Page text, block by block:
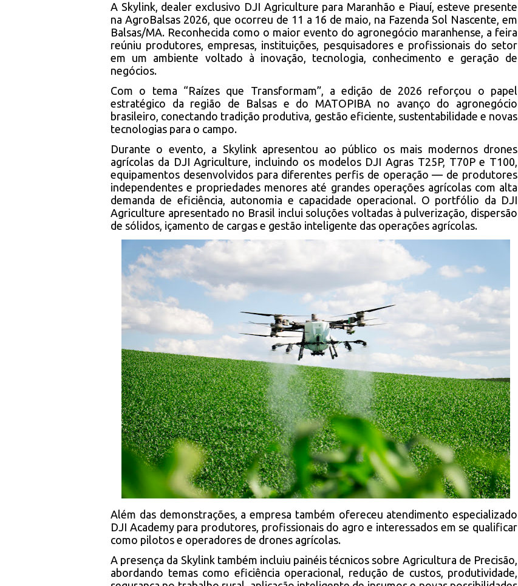
A Skylink, dealer exclusivo DJI Agriculture para Maranhão e Piauí, esteve presente
na AgroBalsas 2026, que ocorreu de 11 a 16 de maio, na Fazenda Sol Nascente, em
Balsas/MA. Reconhecida como o maior evento do agronegócio maranhense, a feira
reúniu produtores, empresas, instituições, pesquisadores e profissionais do setor
em um ambiente voltado à inovação, tecnologia, conhecimento e geração de
negócios.
Com o tema “Raízes que Transformam”, a edição de 2026 reforçou o papel
estratégico da região de Balsas e do MATOPIBA no avanço do agronegócio
brasileiro, conectando tradição produtiva, gestão eficiente, sustentabilidade e novas
tecnologias para o campo.
Durante o evento, a Skylink apresentou ao público os mais modernos drones
agrícolas da DJI Agriculture, incluindo os modelos DJI Agras T25P, T70P e T100,
equipamentos desenvolvidos para diferentes perfis de operação — de produtores
independentes e propriedades menores até grandes operações agrícolas com alta
demanda de eficiência, autonomia e capacidade operacional. O portfólio da DJI
Agriculture apresentado no Brasil inclui soluções voltadas à pulverização, dispersão
de sólidos, içamento de cargas e gestão inteligente das operações agrícolas.
Além das demonstrações, a empresa também ofereceu atendimento especializado
DJI Academy para produtores, profissionais do agro e interessados em se qualificar
como pilotos e operadores de drones agrícolas.
A presença da Skylink também incluiu painéis técnicos sobre Agricultura de Precisão,
abordando temas como eficiência operacional, redução de custos, produtividade,